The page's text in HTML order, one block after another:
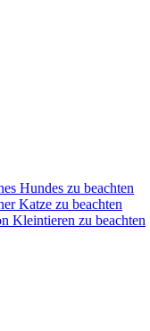
Hundes zu beachten
Katze zu beachten
Kleintieren zu beachten